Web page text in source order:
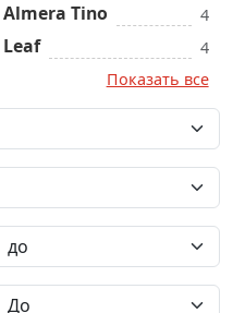
Almera Tino 4
Leaf
4
Показать все